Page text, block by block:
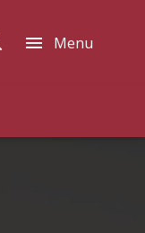
Menu